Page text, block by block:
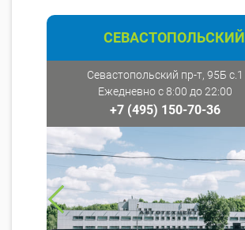
СЕВАСТОПОЛЬСКИЙ
Севастопольский пр-т, 95Б с.1
Ежедневно с 8:00 до 22:00
+7 (495) 150-70-36